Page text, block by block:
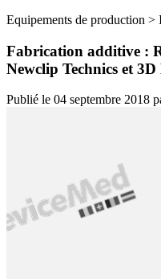
Equipements de production >
Fabrication additive :
Newclip Technics et
Publié le 04 septembre 2018